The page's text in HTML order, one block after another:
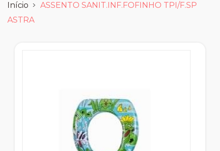
Início
ASSENTO SANIT.INF.FOFINHO TPI/F.SP
ASTRA